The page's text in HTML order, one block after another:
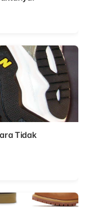
Tidak